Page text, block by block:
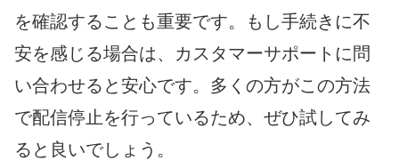
を確認することも重要です。もし手続きに不
安を感じる場合は、カスタマーサポートに問
い合わせると安心です。多くの方がこの方法
で配信停止を行っているため、ぜひ試してみ
ると良いでしょう。